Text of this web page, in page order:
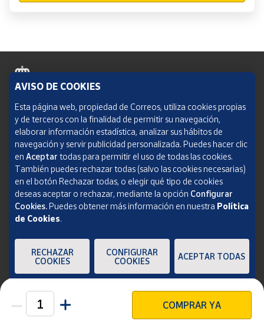
Unidades COMPRAR YA
Política de cookies
Aviso legal
Condiciones del servicio
Política de Privacidad Web
Informe de transparencia
SOCIEDAD ESTATAL CORREOS Y TELÉGRAFOS, S.A., S.M.E. Todos los derechos
AVISO DE COOKIES
Esta página web, propiedad de Correos, utiliza cookies propias
y de terceros con la finalidad de permitir su navegación,
elaborar información estadística, analizar sus hábitos de
navegación y servir publicidad personalizada. Puedes hacer clic
en Aceptar todas para permitir el uso de todas las cookies.
También puedes rechazar todas (salvo las cookies necesarias)
en el botón Rechazar todas, o elegir qué tipo de cookies
deseas aceptar o rechazar, mediante la opción Configurar
Cookies.Puedes obtener más información en nuestra Política
de Cookies.
RECHAZAR
COOKIES
CONFIGURAR
COOKIES
ACEPTAR TODAS